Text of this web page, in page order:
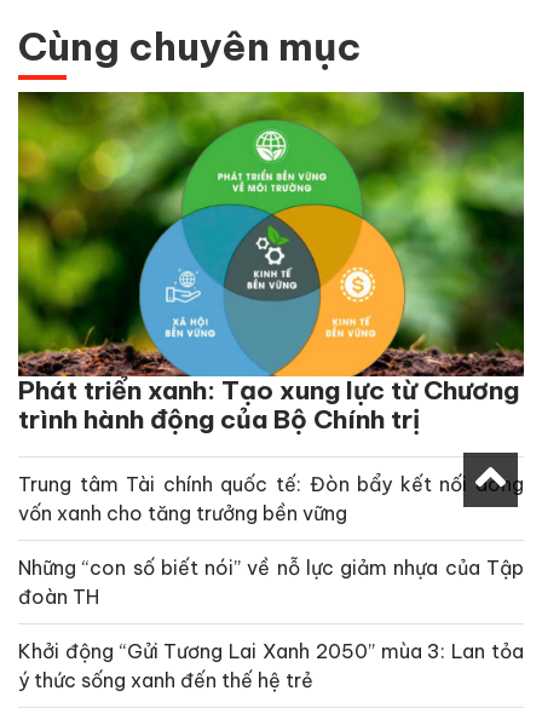
Cùng chuyên mục
Phát triển xanh: Tạo xung lực từ Chương
trình hành động của Bộ Chính trị
Trung tâm Tài chính quốc tế: Đòn bẩy kết nối dòng
vốn xanh cho tăng trưởng bền vững
Những “con số biết nói” về nỗ lực giảm nhựa của Tập
đoàn TH
Khởi động “Gửi Tương Lai Xanh 2050” mùa 3: Lan tỏa
ý thức sống xanh đến thế hệ trẻ